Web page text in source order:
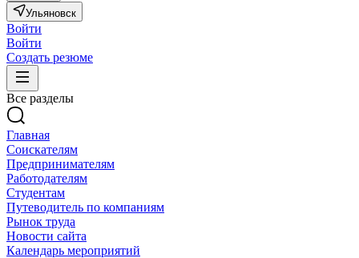
Ульяновск
Войти
Войти
Создать резюме
Все разделы
Главная
Соискателям
Предпринимателям
Работодателям
Студентам
Путеводитель по компаниям
Рынок труда
Новости сайта
Календарь мероприятий